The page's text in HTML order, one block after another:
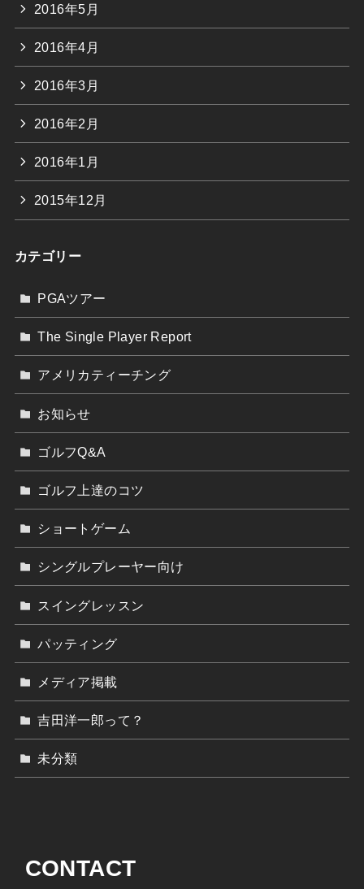
2016年5月
2016年4月
2016年3月
2016年2月
2016年1月
2015年12月
カテゴリー
PGAツアー
The Single Player Report
アメリカティーチング
お知らせ
ゴルフQ&A
ゴルフ上達のコツ
ショートゲーム
シングルプレーヤー向け
スイングレッスン
パッティング
メディア掲載
吉田洋一郎って？
未分類
CONTACT